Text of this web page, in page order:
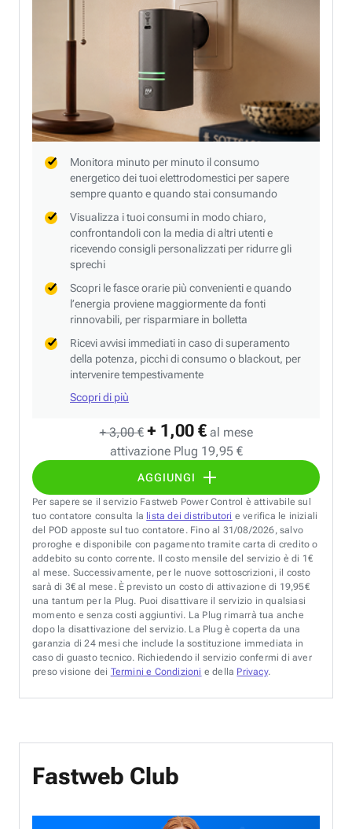
+ 3,00 € + 1,00 € al mese
attivazione Plug 19,95 €
AGGIUNGI
Monitora minuto per minuto il consumo
energetico dei tuoi elettrodomestici per sapere
sempre quanto e quando stai consumando
Visualizza i tuoi consumi in modo chiaro,
confrontandoli con la media di altri utenti e
ricevendo consigli personalizzati per ridurre gli
sprechi
Scopri le fasce orarie più convenienti e quando
l’energia proviene maggiormente da fonti
rinnovabili, per risparmiare in bolletta
Ricevi avvisi immediati in caso di superamento
della potenza, picchi di consumo o blackout, per
intervenire tempestivamente
Scopri di più
Per sapere se il servizio Fastweb Power Control è attivabile sul
tuo contatore consulta la lista dei distributori e verifica le iniziali
del POD apposte sul tuo contatore. Fino al 31/08/2026, salvo
proroghe e disponibile con pagamento tramite carta di credito o
addebito su conto corrente. Il costo mensile del servizio è di 1€
al mese. Successivamente, per le nuove sottoscrizioni, il costo
sarà di 3€ al mese. È previsto un costo di attivazione di 19,95€
una tantum per la Plug. Puoi disattivare il servizio in qualsiasi
momento e senza costi aggiuntivi. La Plug rimarrà tua anche
dopo la disattivazione del servizio. La Plug è coperta da una
garanzia di 24 mesi che include la sostituzione immediata in
caso di guasto tecnico. Richiedendo il servizio confermi di aver
preso visione dei Termini e Condizioni e della Privacy.
Fastweb Club